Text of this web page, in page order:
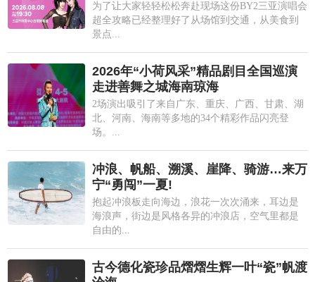
为了让大家轻轻松松奔赴现场这份BY2三亚演唱会
超全攻略已经整理好了从场馆到交通，从美食到
景点...
2026年“小荷风采”精品剧目全国巡演
走进善舞之城海南琼海
2场演出吸引了来自广东、重庆、广西、甘肃、湖
北、河南、海南等多地的34个精彩作品闪亮登
场。...
冲浪、帆船、溯溪、崖降、骑游…来万
宁“勇闯”一夏!
抱起冲浪板走向海边，浪花一次次涌来，耳边是
海浪声，街边是风格各异的冲浪店，空气里都是
自由的...
古今德化瓷珍品熠熠生辉一叶“瓷”帆渡